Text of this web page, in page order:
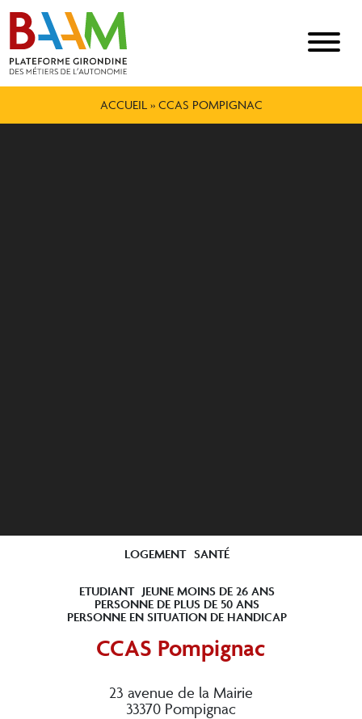
ACCUEIL» CCAS POMPIGNAC
LOGEMENT SANTÉ
ETUDIANT JEUNE MOINS DE 26 ANS
PERSONNE DE PLUS DE 50 ANS
PERSONNE EN SITUATION DE HANDICAP
CCAS Pompignac
23 avenue de la Mairie
33370 Pompignac